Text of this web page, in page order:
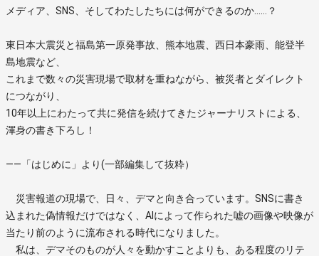
メディア、SNS、そしてわたしたちには何ができるのか……？
東日本大震災と福島第一原発事故、熊本地震、西日本豪雨、能登半
島地震など、
これまで数々の災害現場で取材を重ねながら、被災者とダイレクト
につながり、
10年以上にわたって共に発信を続けてきたジャーナリストによる、
渾身の書き下ろし！
――「はじめに」より(一部編集して抜粋）
災害報道の現場で、日々、デマと向き合っています。SNSに書き
込まれた偽情報だけではなく、AIによって作られた嘘の画像や映像が
当たり前のように流布される時代になりました。
私は、デマそのものが人々を動かすことよりも、ある程度のリテ